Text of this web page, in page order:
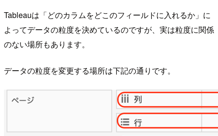
Tableauは「どのカラムをどこのフィールドに入れるか」に
よってデータの粒度を決めているのですが、実は粒度に関係
のない場所もあります。
データの粒度を変更する場所は下記の通りです。